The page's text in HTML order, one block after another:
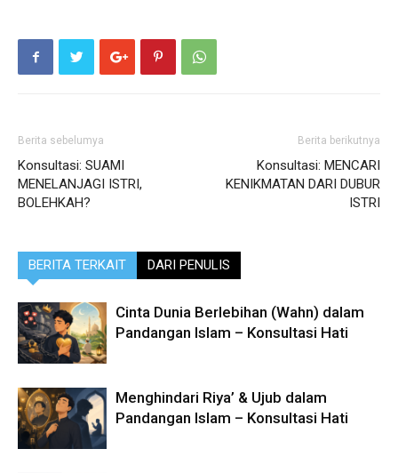
Berita sebelumya
Konsultasi: SUAMI
MENELANJAGI ISTRI,
BOLEHKAH?
Berita berikutnya
Konsultasi: MENCARI
KENIKMATAN DARI DUBUR
ISTRI
BERITA TERKAIT DARI PENULIS
Cinta Dunia Berlebihan (Wahn) dalam
Pandangan Islam – Konsultasi Hati
Menghindari Riya’ & Ujub dalam
Pandangan Islam – Konsultasi Hati